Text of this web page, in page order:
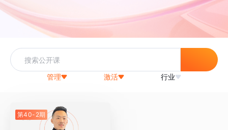
管理 激活 行业
第40-2期